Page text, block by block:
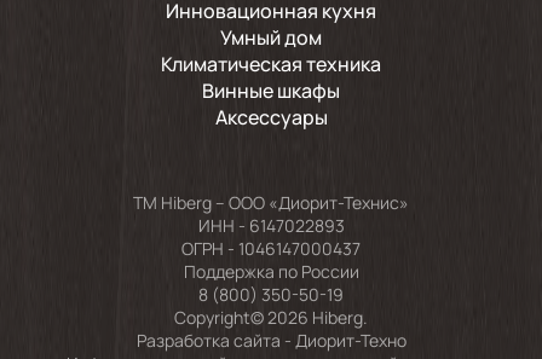
Инновационная кухня
Умный дом
Климатическая техника
Винные шкафы
Аксессуары
TM Hiberg – ООО «Диорит-Технис»
ИНН - 6147022893
ОГРН - 1046147000437
Поддержка по России
8 (800) 350-50-19
Copyright© 2026 Hiberg.
Разработка сайта - Диорит-Техно